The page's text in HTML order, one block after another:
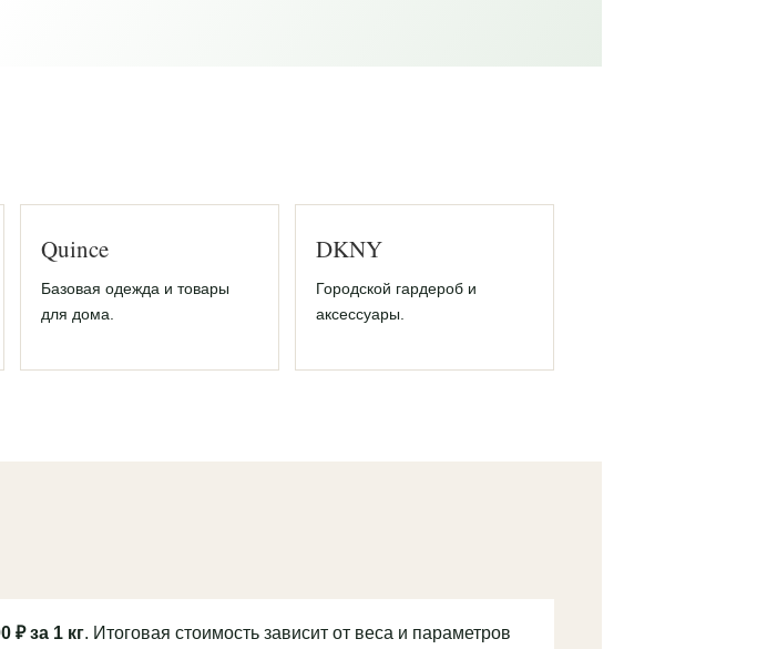
Quince
Базовая одежда и товары
для дома.
DKNY
Городской гардероб и
аксессуары.
₽ за 1 кг. Итоговая стоимость зависит от веса и параметров